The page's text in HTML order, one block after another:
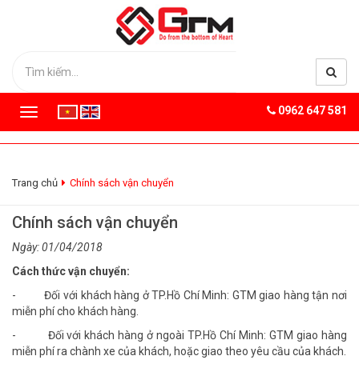
T
o
g
a
v
i
g
n
0962 647 581
Trang chủ Chính sách vận chuyển
Chính sách vận chuyển
Ngày: 01/04/2018
Cách thức vận chuyển:
- Đối với khách hàng ở TP.Hồ Chí Minh: GTM giao hàng tận nơi
miễn phí cho khách hàng.
- Đối với khách hàng ở ngoài TP.Hồ Chí Minh: GTM giao hàng
miễn phí ra chành xe của khách, hoặc giao theo yêu cầu của khách.